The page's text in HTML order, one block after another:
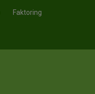
Faktoring